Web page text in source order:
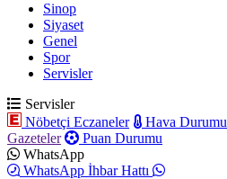
Sinop
Siyaset
Genel
Spor
Servisler
Servisler
Nöbetçi Eczaneler
Hava Durumu
Gazeteler
Puan Durumu
WhatsApp
WhatsApp İhbar Hattı